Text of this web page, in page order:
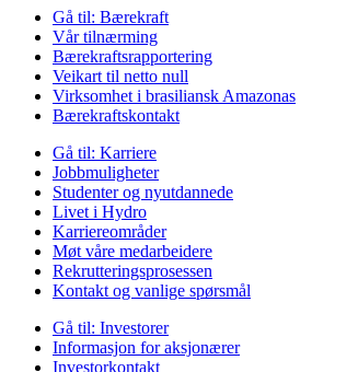
Gå til: Bærekraft
Vår tilnærming
Bærekraftsrapportering
Veikart til netto null
Virksomhet i brasiliansk Amazonas
Bærekraftskontakt
Gå til: Karriere
Jobbmuligheter
Studenter og nyutdannede
Livet i Hydro
Karriereområder
Møt våre medarbeidere
Rekrutteringsprosessen
Kontakt og vanlige spørsmål
Gå til: Investorer
Informasjon for aksjonærer
Investorkontakt